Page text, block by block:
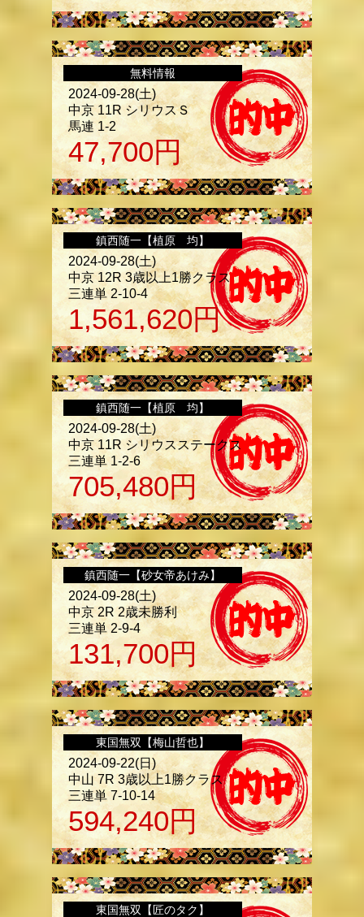
無料情報
2024-09-28(土)
中京 11R シリウスＳ
馬連 1-2
47,700円
鎮西随一【植原 均】
2024-09-28(土)
中京 12R 3歳以上1勝クラス
三連単 2-10-4
1,561,620円
鎮西随一【植原 均】
2024-09-28(土)
中京 11R シリウスステークス
三連単 1-2-6
705,480円
鎮西随一【砂女帝あけみ】
2024-09-28(土)
中京 2R 2歳未勝利
三連単 2-9-4
131,700円
東国無双【梅山哲也】
2024-09-22(日)
中山 7R 3歳以上1勝クラス
三連単 7-10-14
594,240円
東国無双【匠のタク】